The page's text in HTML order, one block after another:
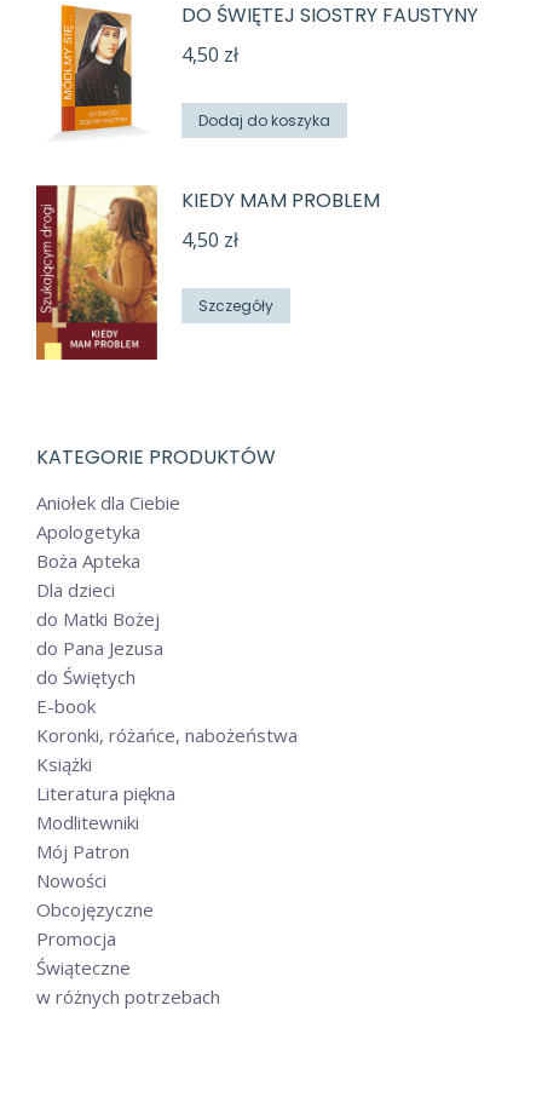
DO ŚWIĘTEJ SIOSTRY FAUSTYNY
4,50 zł
Dodaj do koszyka
KIEDY MAM PROBLEM
4,50 zł
Szczegóły
KATEGORIE PRODUKTÓW
Aniołek dla Ciebie
Apologetyka
Boża Apteka
Dla dzieci
do Matki Bożej
do Pana Jezusa
do Świętych
E-book
Koronki, różańce, nabożeństwa
Książki
Literatura piękna
Modlitewniki
Mój Patron
Nowości
Obcojęzyczne
Promocja
Świąteczne
w różnych potrzebach